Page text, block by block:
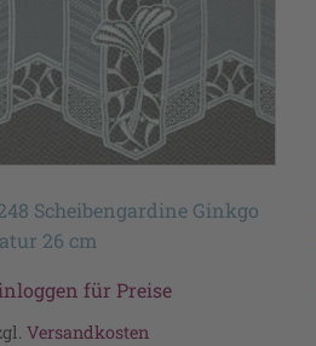
Scheibengardine Ginkgo
26 cm
für Preise
Versandkosten